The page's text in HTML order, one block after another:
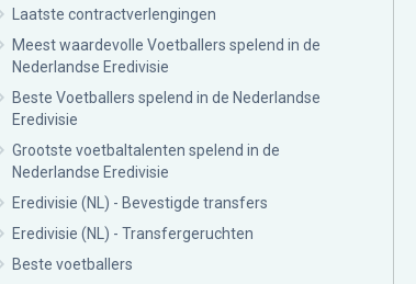
Laatste contractverlengingen
Meest waardevolle Voetballers spelend in de
Nederlandse Eredivisie
Beste Voetballers spelend in de Nederlandse
Eredivisie
Grootste voetbaltalenten spelend in de
Nederlandse Eredivisie
Eredivisie (NL) - Bevestigde transfers
Eredivisie (NL) - Transfergeruchten
Beste voetballers